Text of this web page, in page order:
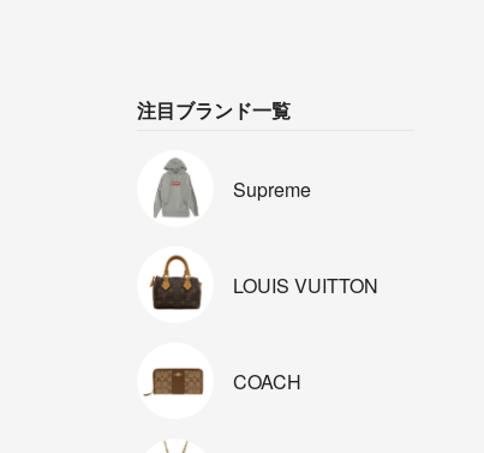
注目ブランド一覧
Supreme
LOUIS VUITTON
COACH